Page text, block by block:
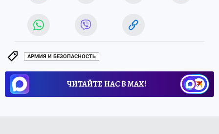
АРМИЯ И БЕЗОПАСНОСТЬ
ЧИТАЙТЕ НАС В МАХ!